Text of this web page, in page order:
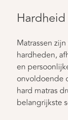
Hardheid
Matrassen
hardheden,
en
onvoldoende
hard matras
belangrijkste